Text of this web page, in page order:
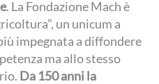
. La Fondazione Mach è
un unicum a
impegnata a diffondere
ma allo stesso
Da 150 anni la